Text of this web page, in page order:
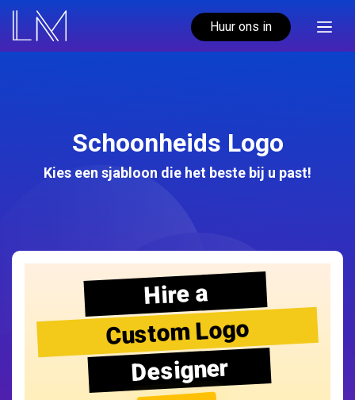
Huur ons in
Schoonheids Logo
Kies een sjabloon die het beste bij u past!
Hire a
Custom Logo
Designer